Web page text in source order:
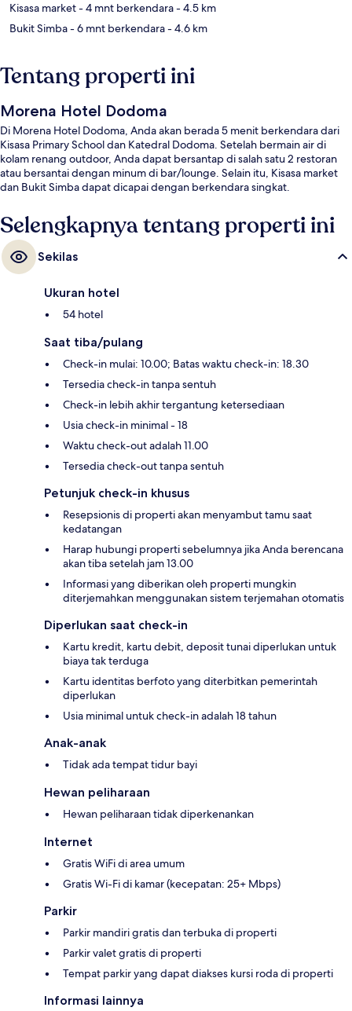
Kisasa market- 4 mnt berkendara- 4.5 km
Bukit Simba- 6 mnt berkendara- 4.6 km
Tentang properti ini
Morena Hotel Dodoma
Di Morena Hotel Dodoma, Anda akan berada 5 menit berkendara dari
Kisasa Primary School dan Katedral Dodoma. Setelah bermain air di
kolam renang outdoor, Anda dapat bersantap di salah satu 2 restoran
atau bersantai dengan minum di bar/lounge. Selain itu, Kisasa market
dan Bukit Simba dapat dicapai dengan berkendara singkat.
Selengkapnya tentang properti ini
Sekilas
Ukuran hotel
54 hotel
Saat tiba/pulang
Check-in mulai: 10.00; Batas waktu check-in: 18.30
Tersedia check-in tanpa sentuh
Check-in lebih akhir tergantung ketersediaan
Usia check-in minimal - 18
Waktu check-out adalah 11.00
Tersedia check-out tanpa sentuh
Petunjuk check-in khusus
Resepsionis di properti akan menyambut tamu saat
kedatangan
Harap hubungi properti sebelumnya jika Anda berencana
akan tiba setelah jam 13.00
Informasi yang diberikan oleh properti mungkin
diterjemahkan menggunakan sistem terjemahan otomatis
Diperlukan saat check-in
Kartu kredit, kartu debit, deposit tunai diperlukan untuk
biaya tak terduga
Kartu identitas berfoto yang diterbitkan pemerintah
diperlukan
Usia minimal untuk check-in adalah 18 tahun
Anak-anak
Tidak ada tempat tidur bayi
Hewan peliharaan
Hewan peliharaan tidak diperkenankan
Internet
Gratis WiFi di area umum
Gratis Wi-Fi di kamar (kecepatan: 25+ Mbps)
Parkir
Parkir mandiri gratis dan terbuka di properti
Parkir valet gratis di properti
Tempat parkir yang dapat diakses kursi roda di properti
Informasi lainnya